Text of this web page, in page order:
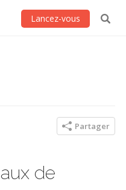
Lancez-vous
Partager
de